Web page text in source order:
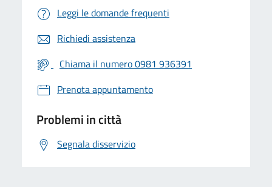
Leggi le domande frequenti
Richiedi assistenza
Chiama il numero 0981 936391
Prenota appuntamento
Problemi in città
Segnala disservizio